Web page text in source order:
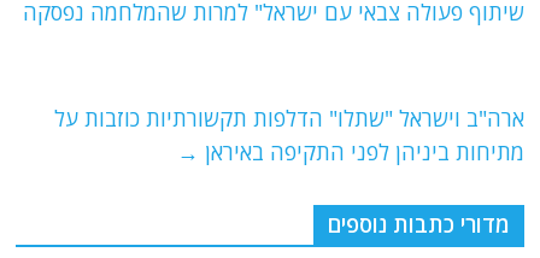
A
ra
b
k
שיתוף פעולה צבאי עם ישראל" למרות שהמלחמה נפסקה
ארה"ב וישראל "שתלו" הדלפות תקשורתיות כוזבות על
מתיחות ביניהן לפני התקיפה באיראן →
מדורי כתבות נוספים